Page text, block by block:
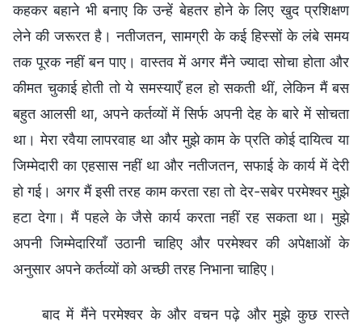
कहकर बहाने भी बनाए कि उन्हें बेहतर होने के लिए खुद प्रशिक्षण
लेने की जरूरत है। नतीजतन, सामग्री के कई हिस्सों के लंबे समय
तक पूरक नहीं बन पाए। वास्तव में अगर मैंने ज्यादा सोचा होता और
कीमत चुकाई होती तो ये समस्याएँ हल हो सकती थीं, लेकिन मैं बस
बहुत आलसी था, अपने कर्तव्यों में सिर्फ अपनी देह के बारे में सोचता
था। मेरा रवैया लापरवाह था और मुझे काम के प्रति कोई दायित्व या
जिम्मेदारी का एहसास नहीं था और नतीजतन, सफाई के कार्य में देरी
हो गई। अगर मैं इसी तरह काम करता रहा तो देर-सबेर परमेश्वर मुझे
हटा देगा। मैं पहले के जैसे कार्य करता नहीं रह सकता था। मुझे
अपनी जिम्मेदारियाँ उठानी चाहिए और परमेश्वर की अपेक्षाओं के
अनुसार अपने कर्तव्यों को अच्छी तरह निभाना चाहिए।
बाद में मैंने परमेश्वर के और वचन पढ़े और मुझे कुछ रास्ते